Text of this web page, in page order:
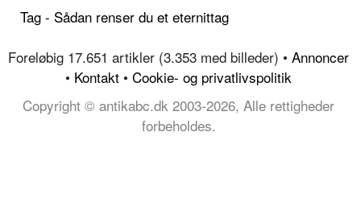
Tag - Sådan renser du et eternittag
Foreløbig 17.651 artikler (3.353 med billeder) • Annoncer
• Kontakt • Cookie- og privatlivspolitik
Copyright © antikabc.dk 2003-2026, Alle rettigheder
forbeholdes.